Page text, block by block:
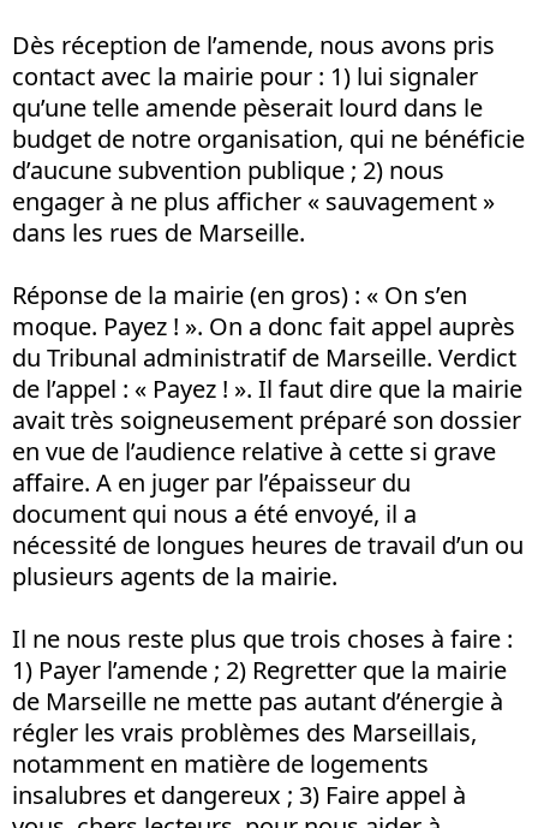
Dès réception de l’amende, nous avons pris
contact avec la mairie pour : 1) lui signaler
qu’une telle amende pèserait lourd dans le
budget de notre organisation, qui ne bénéficie
d’aucune subvention publique ; 2) nous
engager à ne plus afficher « sauvagement »
dans les rues de Marseille.
Réponse de la mairie (en gros) : « On s’en
moque. Payez ! ». On a donc fait appel auprès
du Tribunal administratif de Marseille. Verdict
de l’appel : « Payez ! ». Il faut dire que la mairie
avait très soigneusement préparé son dossier
en vue de l’audience relative à cette si grave
affaire. A en juger par l’épaisseur du
document qui nous a été envoyé, il a
nécessité de longues heures de travail d’un ou
plusieurs agents de la mairie.
Il ne nous reste plus que trois choses à faire :
1) Payer l’amende ; 2) Regretter que la mairie
de Marseille ne mette pas autant d’énergie à
régler les vrais problèmes des Marseillais,
notamment en matière de logements
insalubres et dangereux ; 3) Faire appel à